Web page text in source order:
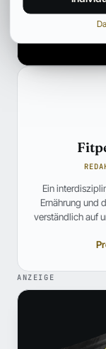
Ein
Ernährung und
verständlich auf
ANZEIGE